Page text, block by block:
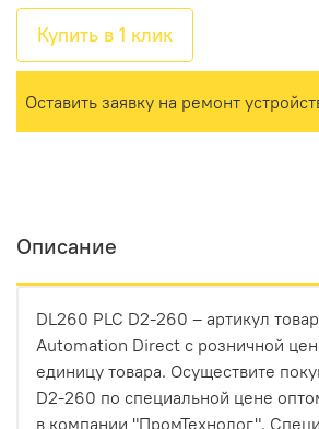
Купить в 1 клик
Оставить заявку на ремонт
Описание
DL260 PLC D2-260 – артикул
Automation Direct с розничной
единицу товара. Осуществите
D2-260 по специальной цене
в компании "ПромТехнолог".